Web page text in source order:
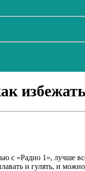
с «Радио 1», лучше
и гулять, и